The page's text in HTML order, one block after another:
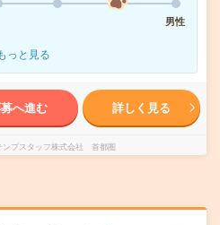
男性
っと見る
へ進む 詳しく見る
ンプスタッフ株式会社 首都圏